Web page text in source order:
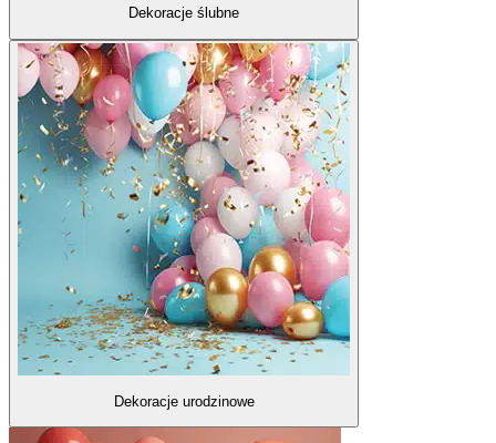
Dekoracje ślubne
Dekoracje urodzinowe